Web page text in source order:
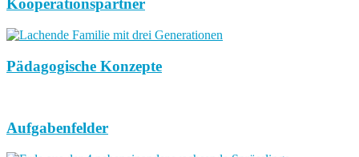
Kooperationspartner
Pädagogische Konzepte
Aufgabenfelder